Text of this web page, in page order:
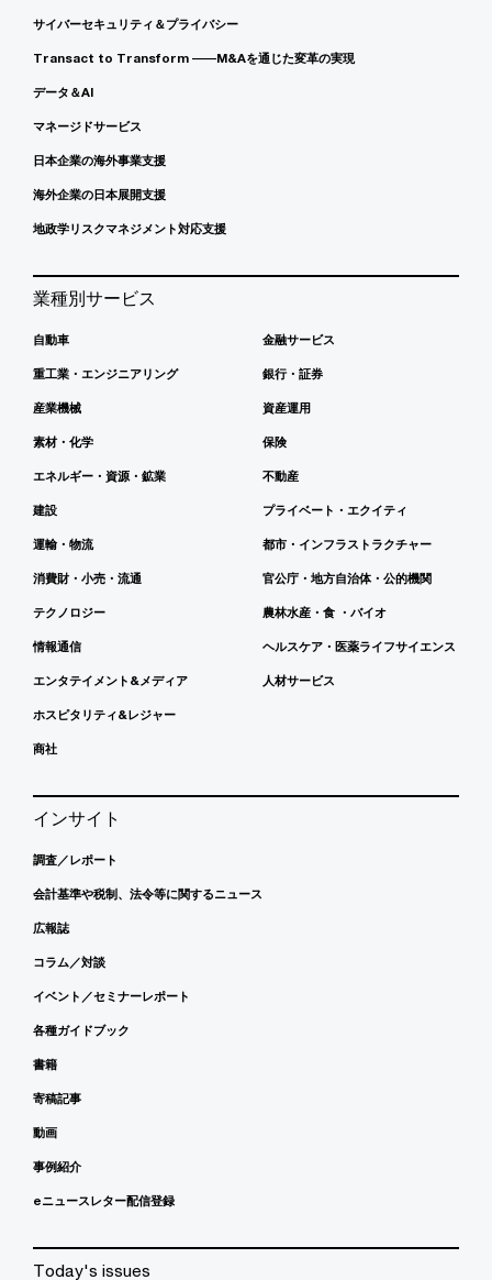
サイバーセキュリティ＆プライバシー
Transact to Transform ――M&Aを通じた変革の実現
データ＆AI
マネージドサービス
日本企業の海外事業支援
海外企業の日本展開支援
地政学リスクマネジメント対応支援
業種別サービス
自動車
重工業・エンジニアリング
産業機械
素材・化学
エネルギー・資源・鉱業
建設
運輸・物流
消費財・小売・流通
テクノロジー
情報通信
エンタテイメント&メディア
ホスピタリティ&レジャー
商社
金融サービス
銀行・証券
資産運用
保険
不動産
プライベート・エクイティ
都市・インフラストラクチャー
官公庁・地方自治体・公的機関
農林水産・食 ・バイオ
ヘルスケア・医薬ライフサイエンス
人材サービス
インサイト
調査／レポート
会計基準や税制、法令等に関するニュース
広報誌
コラム／対談
イベント／セミナーレポート
各種ガイドブック
書籍
寄稿記事
動画
事例紹介
eニュースレター配信登録
Today's issues